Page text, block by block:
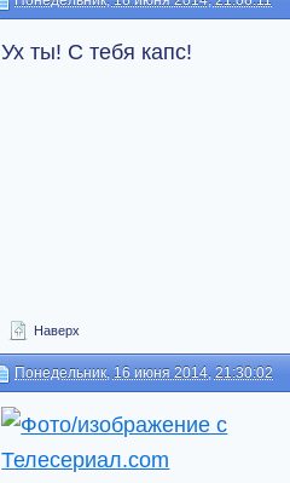
Ух ты! С тебя капс!
Наверх
Понедельник, 16 июня 2014, 21:30:02